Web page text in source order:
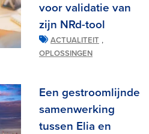
voor validatie van
zijn NRd-tool
ACTUALITEIT ,
OPLOSSINGEN
Een gestroomlijnde
samenwerking
tussen Elia en